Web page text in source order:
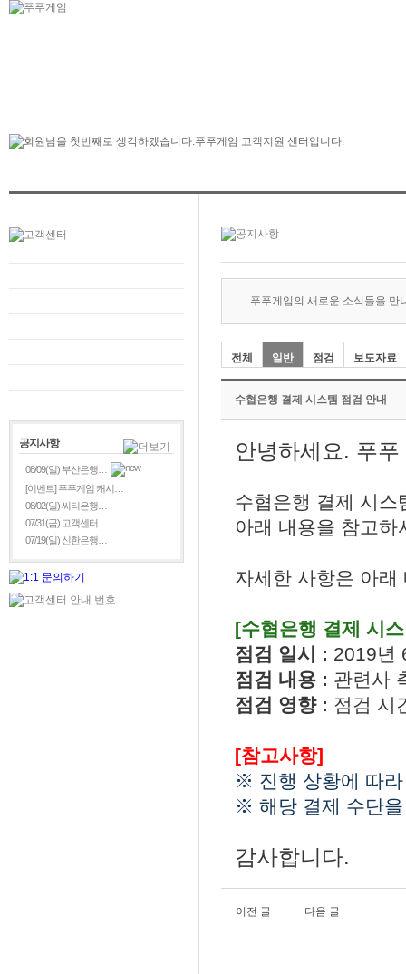
공지사항
08/09(일) 부산은행…
[이벤트] 푸푸게임 캐시…
08/02(일) 씨티은행…
07/31(금) 고객센터…
07/19(일) 신한은행…
푸푸게임의 새로운 소식들을 만
전체 일반 점검 보도자료
수협은행 결제 시스템 점검 안내
안녕하세요. 푸
수협은행 결제 시스
아래 내용을 참고
자세한 사항은 아
[수협은행 결제 시
점검 일시 : 2019년
점검 내용 : 관련사
점검 영향 : 점검 시
[참고사항]
※ 진행 상황에 따
※ 해당 결제 수단
감사합니다.
이전 글 다음 글